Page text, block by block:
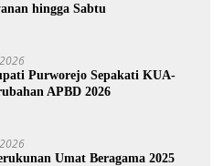
hingga Sabtu
Purworejo Sepakati KUA-
APBD 2026
Umat Beragama 2025